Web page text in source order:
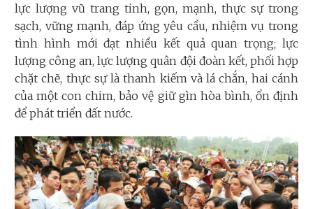
lực lượng vũ trang tinh, gọn, mạnh, thực sự trong
sạch, vững mạnh, đáp ứng yêu cầu, nhiệm vụ trong
tình hình mới đạt nhiều kết quả quan trọng; lực
lượng công an, lực lượng quân đội đoàn kết, phối hợp
chặt chẽ, thực sự là thanh kiếm và lá chắn, hai cánh
của một con chim, bảo vệ giữ gìn hòa bình, ổn định
để phát triển đất nước.